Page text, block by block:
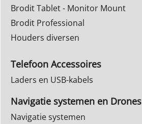
Brodit Tablet - Monitor Mount
Brodit Professional
Houders diversen
Telefoon Accessoires
Laders en USB-kabels
Navigatie systemen en Drones
Navigatie systemen